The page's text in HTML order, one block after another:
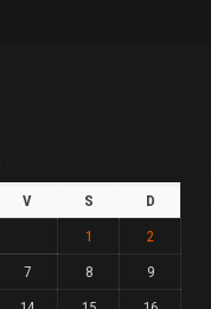
V S
D
1
2
7 8
9